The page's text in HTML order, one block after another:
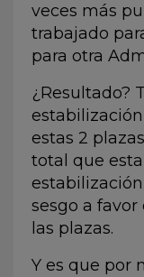
veces más
trabajado
para otra
¿Resultado?
estas 2
total que
sesgo a
las plazas.
Y es que por